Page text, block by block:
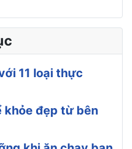
11 loại thực
khỏe đẹp từ bên